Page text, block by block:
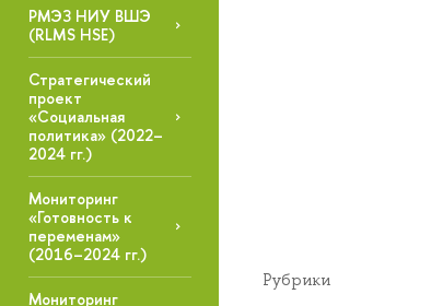
РМЭЗ НИУ ВШЭ
(RLMS HSE)
Стратегический
проект
«Социальная
политика» (2022–
2024 гг.)
Мониторинг
«Готовность к
переменам»
(2016–2024 гг.)
Мониторинг
Рубрики